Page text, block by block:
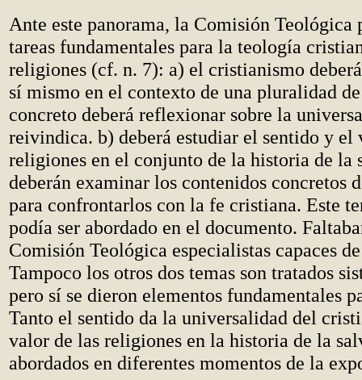
Ante este panorama, la Comisión Teológica
tareas fundamentales para la teología
religiones (cf. n. 7): a) el cristianismo
sí mismo en el contexto de una pluralidad
concreto deberá reflexionar sobre la
reivindica. b) deberá estudiar el sentido y el
religiones en el conjunto de la historia de la
deberán examinar los contenidos concretos
para confrontarlos con la fe cristiana. Este
podía ser abordado en el documento.
Comisión Teológica especialistas capaces
Tampoco los otros dos temas son tratados
pero sí se dieron elementos fundamentales
Tanto el sentido da la universalidad del
valor de las religiones en la historia de la
abordados en diferentes momentos de la